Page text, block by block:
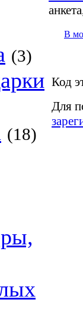
(3)
(18)
В
Код
Для